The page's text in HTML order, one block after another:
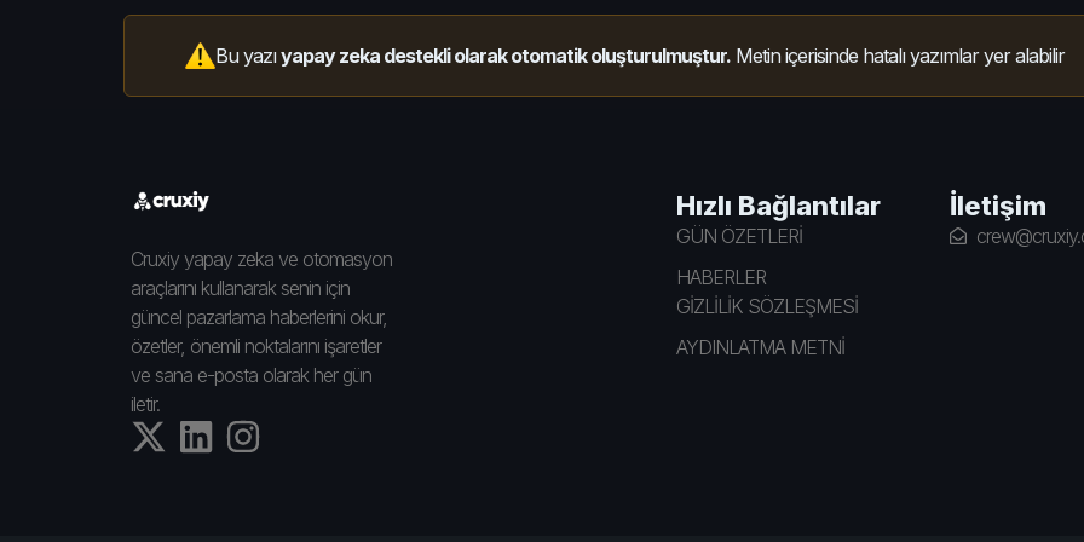
Bu yazıyapay zeka destekli olarak otomatik oluşturulmuştur. Metin içerisinde hatalı yazımlar yer alabilir
Cruxiy yapay zeka ve otomasyon
araçlarını kullanarak senin için
güncel pazarlama haberlerini okur,
özetler, önemli noktalarını işaretler
ve sana e-posta olarak her gün
iletir.
Hızlı Bağlantılar
GÜN ÖZETLERİ
HABERLER
GİZLİLİK SÖZLEŞMESİ
AYDINLATMA METNİ
İletişim